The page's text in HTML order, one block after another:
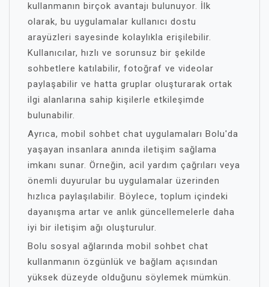
kullanmanın birçok avantajı bulunuyor. İlk
olarak, bu uygulamalar kullanıcı dostu
arayüzleri sayesinde kolaylıkla erişilebilir.
Kullanıcılar, hızlı ve sorunsuz bir şekilde
sohbetlere katılabilir, fotoğraf ve videolar
paylaşabilir ve hatta gruplar oluşturarak ortak
ilgi alanlarına sahip kişilerle etkileşimde
bulunabilir.
Ayrıca, mobil sohbet chat uygulamaları Bolu'da
yaşayan insanlara anında iletişim sağlama
imkanı sunar. Örneğin, acil yardım çağrıları veya
önemli duyurular bu uygulamalar üzerinden
hızlıca paylaşılabilir. Böylece, toplum içindeki
dayanışma artar ve anlık güncellemelerle daha
iyi bir iletişim ağı oluşturulur.
Bolu sosyal ağlarında mobil sohbet chat
kullanmanın özgünlük ve bağlam açısından
yüksek düzeyde olduğunu söylemek mümkün.